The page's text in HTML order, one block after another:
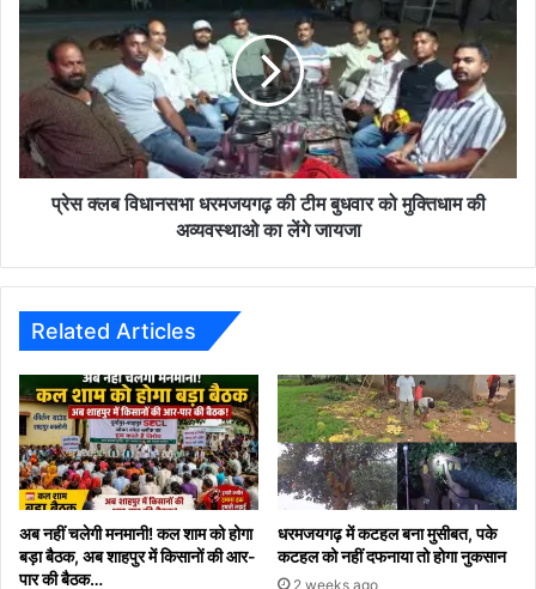
शुरुआत
धरमजयगढ़।
विधानसभा
धरमजयगढ़
टीम
बुधवार
को
मुक्तिधाम
प्रेस क्लब विधानसभा धरमजयगढ़ की टीम बुधवार को मुक्तिधाम की
अव्यवस्थाओ का लेंगे जायजा
Related Articles
अब नहीं चलेगी मनमानी! कल शाम को होगा
बड़ा बैठक, अब शाहपुर में किसानों की आर-
पार की बैठक…
धरमजयगढ़ में कटहल बना मुसीबत, पके
कटहल को नहीं दफनाया तो होगा नुकसान
2 weeks ago